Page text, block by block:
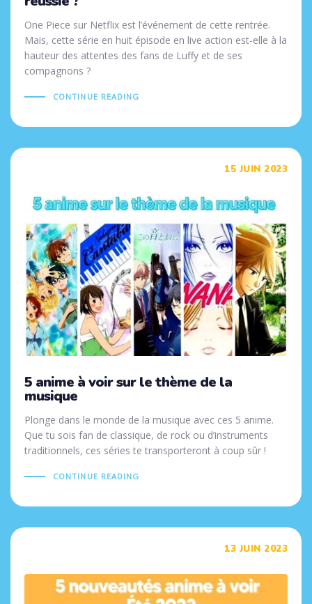
One Piece sur Netflix est l’événement de cette rentrée.
Mais, cette série en huit épisode en live action est-elle à la
hauteur des attentes des fans de Luffy et de ses
compagnons ?
CONTINUE READING
15 JUIN 2023
5 anime à voir sur le thème de la
musique
Plonge dans le monde de la musique avec ces 5 anime.
Que tu sois fan de classique, de rock ou d’instruments
traditionnels, ces séries te transporteront à coup sûr !
CONTINUE READING
13 JUIN 2023